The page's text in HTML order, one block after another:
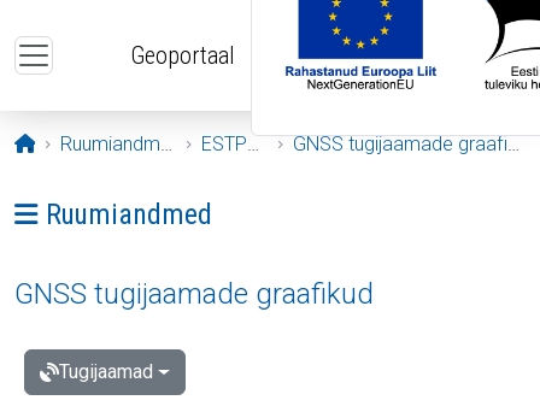
Geoportaal
Avaleht
Ruumiandmed ESTPOS GNSS tugijaamade graafikud
Ava menüü: Ruumiandmed
Ruumiandmed
GNSS tugijaamade graafikud
Tugijaamad